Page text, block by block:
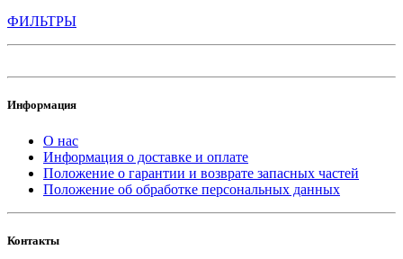
ФИЛЬТРЫ
Информация
О нас
Информация о доставке и оплате
Положение о гарантии и возврате запасных частей
Положение об обработке персональных данных
Контакты